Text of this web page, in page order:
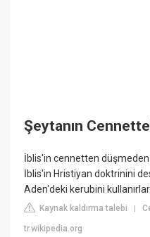
Şeytanın
İblis'in cennetten düşmeden
İblis'in Hristiyan doktrinini
Aden'deki kerubini kullanırlar.
Kaynak kaldırma talebi |
tr.wikipedia.org